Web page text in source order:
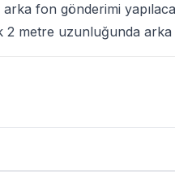
fon gönderimi
metre uzunluğunda arka